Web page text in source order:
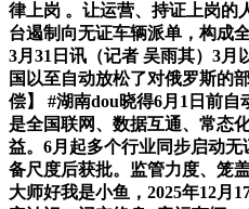
律上岗 。让运营、持证上岗的
台遏制向无证车辆派单，构成
3月31日讯（记者 吴雨其）3月
国以至自动放松了对俄罗斯的
偿】 #湖南dou晓得6月1日前
是全国联网、数据互通、常态
益。6月起多个行业同步启动
备尺度后获批。监管力度、笼
大师好我是小鱼，2025年12月